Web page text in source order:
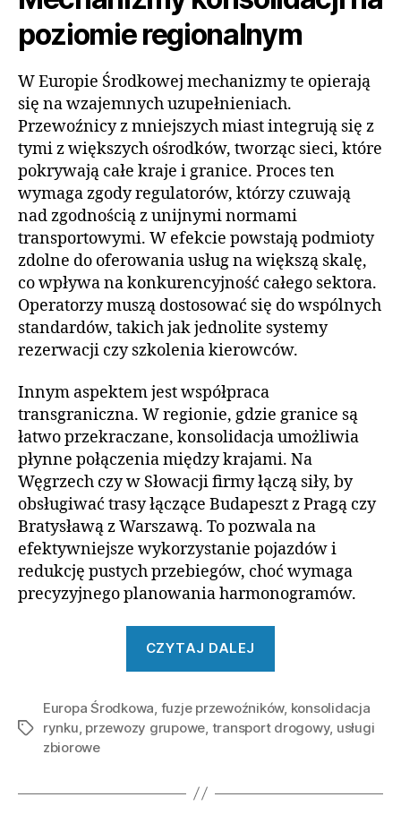
poziomie regionalnym
W Europie Środkowej mechanizmy te opierają
się na wzajemnych uzupełnieniach.
Przewoźnicy z mniejszych miast integrują się z
tymi z większych ośrodków, tworząc sieci, które
pokrywają całe kraje i granice. Proces ten
wymaga zgody regulatorów, którzy czuwają
nad zgodnością z unijnymi normami
transportowymi. W efekcie powstają podmioty
zdolne do oferowania usług na większą skalę,
co wpływa na konkurencyjność całego sektora.
Operatorzy muszą dostosować się do wspólnych
standardów, takich jak jednolite systemy
rezerwacji czy szkolenia kierowców.
Innym aspektem jest współpraca
transgraniczna. W regionie, gdzie granice są
łatwo przekraczane, konsolidacja umożliwia
płynne połączenia między krajami. Na
Węgrzech czy w Słowacji firmy łączą siły, by
obsługiwać trasy łączące Budapeszt z Pragą czy
Bratysławą z Warszawą. To pozwala na
efektywniejsze wykorzystanie pojazdów i
redukcję pustych przebiegów, choć wymaga
precyzyjnego planowania harmonogramów.
CZYTAJ DALEJ
grupowych
w
Tagi
Europa Środkowa fuzje przewoźników, konsolidacja
rynku przewozy grupowe transport drogowy, usługi
zbiorowe